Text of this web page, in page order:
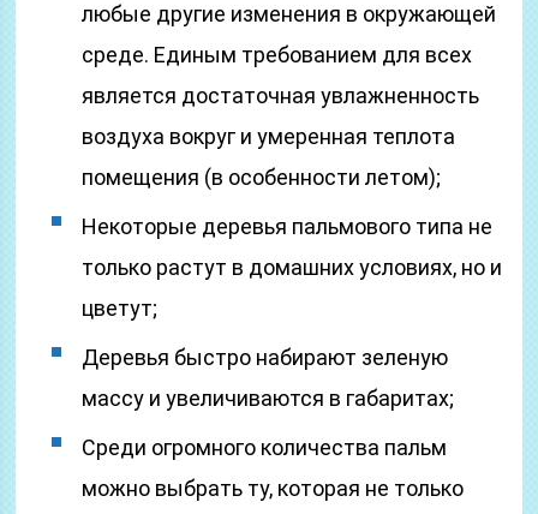
любые другие изменения в окружающей
среде. Единым требованием для всех
является достаточная увлажненность
воздуха вокруг и умеренная теплота
помещения (в особенности летом);
Некоторые деревья пальмового типа не
только растут в домашних условиях, но и
цветут;
Деревья быстро набирают зеленую
массу и увеличиваются в габаритах;
Среди огромного количества пальм
можно выбрать ту, которая не только